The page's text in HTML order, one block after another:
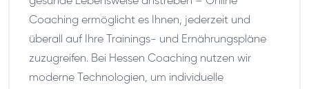
Coaching ermöglicht es Ihnen, jederzeit und
überall auf Ihre Trainings- und Ernährungspläne
zuzugreifen. Bei Hessen Coaching nutzen wir
moderne Technologien, um individuelle